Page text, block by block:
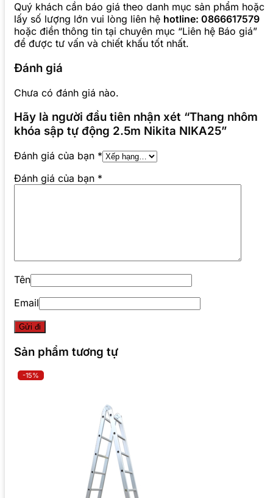
Quý khách cần báo giá theo danh mục sản phẩm hoặc
lấy số lượng lớn vui lòng liên hệ hotline: 0866617579
hoặc điền thông tin tại chuyên mục “Liên hệ Báo giá”
để được tư vấn và chiết khấu tốt nhất.
Đánh giá
Chưa có đánh giá nào.
Hãy là người đầu tiên nhận xét “Thang nhôm
khóa sập tự động 2.5m Nikita NIKA25”
Đánh giá của bạn *
Đánh giá của bạn *
Tên
Email
Sản phẩm tương tự
-15%